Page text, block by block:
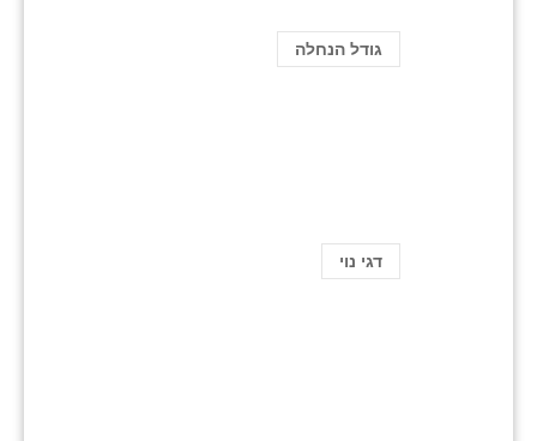
גודל הנחלה
דגי נוי